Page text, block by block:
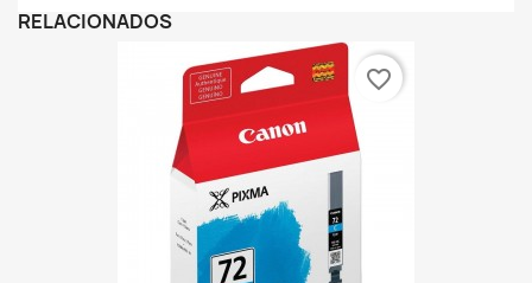
RELACIONADOS
favorite_border